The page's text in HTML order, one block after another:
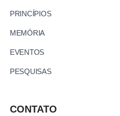
PRINCÍPIOS
MEMÓRIA
EVENTOS
PESQUISAS
CONTATO